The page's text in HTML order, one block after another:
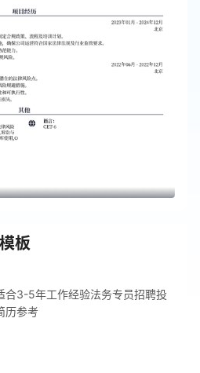
板
合3-5年工作经验法务专员招聘投
历参考